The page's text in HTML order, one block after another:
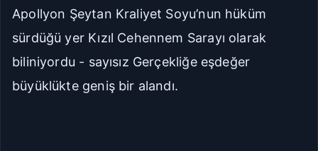
Apollyon Şeytan Kraliyet Soyu’nun hüküm
sürdüğü yer Kızıl Cehennem Sarayı olarak
biliniyordu - sayısız Gerçekliğe eşdeğer
büyüklükte geniş bir alandı.